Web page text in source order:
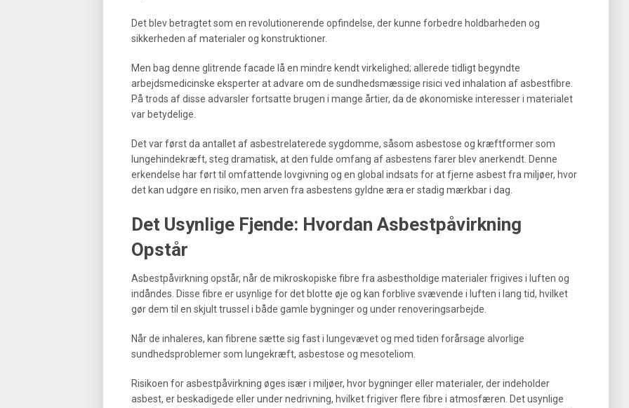
Det blev betragtet som en revolutionerende opfindelse, der kunne forbedre holdbarheden og
sikkerheden af materialer og konstruktioner.
Men bag denne glitrende facade lå en mindre kendt virkelighed; allerede tidligt begyndte
arbejdsmedicinske eksperter at advare om de sundhedsmæssige risici ved inhalation af asbestfibre.
På trods af disse advarsler fortsatte brugen i mange årtier, da de økonomiske interesser i materialet
var betydelige.
Det var først da antallet af asbestrelaterede sygdomme, såsom asbestose og kræftformer som
lungehindekræft, steg dramatisk, at den fulde omfang af asbestens farer blev anerkendt. Denne
erkendelse har ført til omfattende lovgivning og en global indsats for at fjerne asbest fra miljøer, hvor
det kan udgøre en risiko, men arven fra asbestens gyldne æra er stadig mærkbar i dag.
Det Usynlige Fjende: Hvordan Asbestpåvirkning
Opstår
Asbestpåvirkning opstår, når de mikroskopiske fibre fra asbestholdige materialer frigives i luften og
indåndes. Disse fibre er usynlige for det blotte øje og kan forblive svævende i luften i lang tid, hvilket
gør dem til en skjult trussel i både gamle bygninger og under renoveringsarbejde.
Når de inhaleres, kan fibrene sætte sig fast i lungevævet og med tiden forårsage alvorlige
sundhedsproblemer som lungekræft, asbestose og mesoteliom.
Risikoen for asbestpåvirkning øges især i miljøer, hvor bygninger eller materialer, der indeholder
asbest, er beskadigede eller under nedrivning, hvilket frigiver flere fibre i atmosfæren. Det usynlige